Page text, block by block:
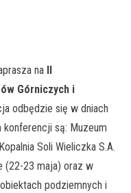
na II
Górniczych i
odbędzie się w dniach
konferencji są: Muzeum
Soli Wieliczka S.A.
(22-23 maja) oraz w
podziemnych i